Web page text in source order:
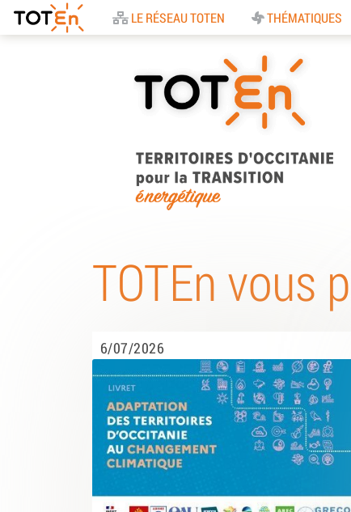
Accueil
LE RÉSEAU TOTEN THÉMATIQUES
Territoires
pour la Transition
Energétique
TOTEn vous
6/07/2026